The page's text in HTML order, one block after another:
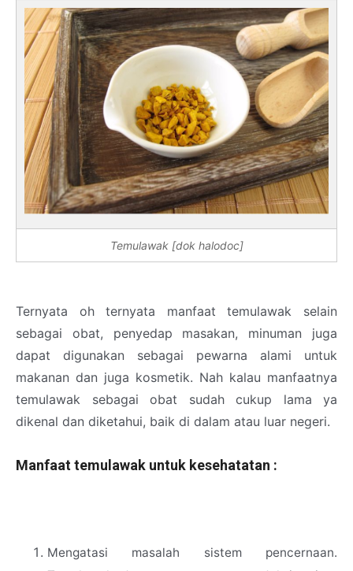
Temulawak [dok halodoc]
Ternyata oh ternyata manfaat temulawak selain
sebagai obat, penyedap masakan, minuman juga
dapat digunakan sebagai pewarna alami untuk
makanan dan juga kosmetik. Nah kalau manfaatnya
temulawak sebagai obat sudah cukup lama ya
dikenal dan diketahui, baik di dalam atau luar negeri.
Manfaat temulawak untuk kesehatatan :
Mengatasi masalah sistem pencernaan.